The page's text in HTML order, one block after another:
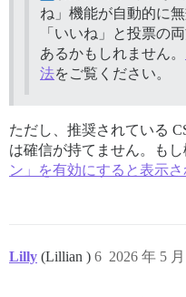
ね」機能が自動的に
「いいね」と投票の
あるかもしれません。
法をご覧ください。
ただし、推奨されている
は確信が持てません。もし
ン」を有効にすると表示
Lilly (Lillian ) 2026 年 5
6